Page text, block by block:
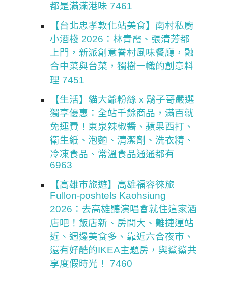
都是滿滿港味 7461
【台北忠孝敦化站美食】南村私廚
小酒棧 2026：林青霞、張清芳都
上門，新派創意眷村風味餐廳，融
合中菜與台菜，獨樹一幟的創意料
理 7451
【生活】貓大爺粉絲 x 鬍子哥嚴選
獨享優惠：全站千餘商品，滿百就
免運費！東泉辣椒醬、蘋果西打、
衛生紙、泡麵、清潔劑、洗衣精、
冷凍食品、常溫食品通通都有
6963
【高雄市旅遊】高雄福容徠旅
Fullon-poshtels Kaohsiung
2026：去高雄聽演唱會就住這家酒
店吧！飯店新、房間大、離捷運站
近、週邊美食多、靠近六合夜市、
還有好酷的IKEA主題房，與鯊鯊共
享度假時光！ 7460